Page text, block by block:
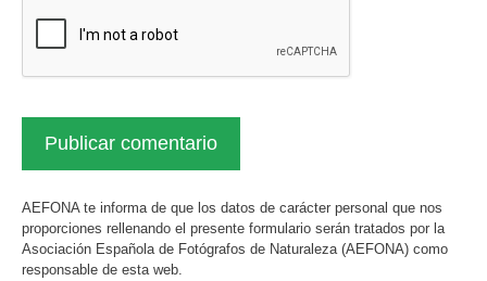
AEFONA te informa de que los datos de carácter personal que nos
proporciones rellenando el presente formulario serán tratados por la
Asociación Española de Fotógrafos de Naturaleza (AEFONA) como
responsable de esta web.